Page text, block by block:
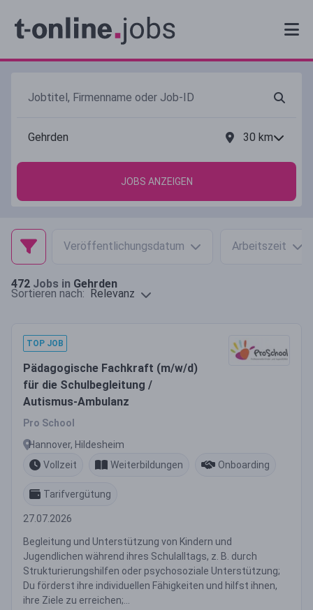
30 km
JOBS ANZEIGEN
Veröffentlichungsdatum Arbeitszeit
472 Jobs in Gehrden
Sortieren nach: Relevanz
TOP JOB
Pädagogische Fachkraft (m/w/d)
für die Schulbegleitung /
Autismus-Ambulanz
Pro School
Hannover, Hildesheim
Vollzeit
Weiterbildungen Onboarding
Tarifvergütung
27.07.2026
Begleitung und Unterstützung von Kindern und
Jugendlichen während ihres Schulalltags, z. B. durch
Strukturierungshilfen oder psychosoziale Unterstützung;
Du förderst ihre individuellen Fähigkeiten und hilfst ihnen,
ihre Ziele zu erreichen;...